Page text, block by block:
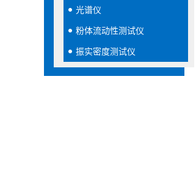
光谱仪
粉体流动性测试仪
振实密度测试仪